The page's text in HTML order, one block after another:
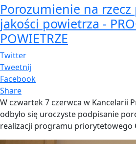
Porozumienie na
jakości powietrza -
POWIETRZE
Twitter
Tweetnij
Facebook
Share
W czwartek 7 czerwca w Kancelarii
odbyło się uroczyste podpisanie
realizacji programu priorytetowego